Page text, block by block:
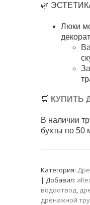
🌿
Люки
🛒 КУПИТЬ
В наличии
бухты по 50
Категория:
| Добавил:
водоотвод,
дренажной